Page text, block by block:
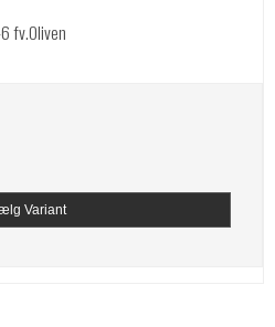
fv.Oliven
Variant